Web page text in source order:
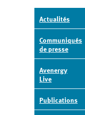
DE
FR
Actualités
Communiqués
de presse
Avenergy
Live
Publications